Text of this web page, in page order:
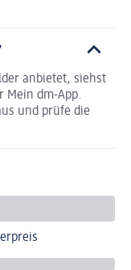
anbietet, siehst
Mein dm-App.
und prüfe die